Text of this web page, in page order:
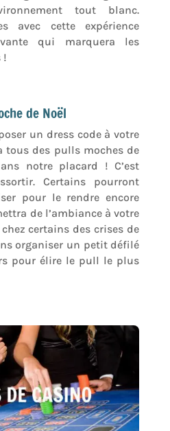
tout blanc.
avec cette expérience
qui marquera les
!
de Noël
un dress code à votre
tous des pulls moches de
notre placard ! C’est
Certains pourront
pour le rendre encore
de l’ambiance à votre
certains des crises de
organiser un petit défilé
pour élire le pull le plus